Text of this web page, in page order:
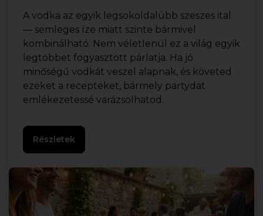
A vodka az egyik legsokoldalúbb szeszes ital
— semleges íze miatt szinte bármivel
kombinálható. Nem véletlenül ez a világ egyik
legtöbbet fogyasztott párlatja. Ha jó
minőségű vodkát veszel alapnak, és követed
ezeket a recepteket, bármely partydat
emlékezetessé varázsolhatod.
Részletek